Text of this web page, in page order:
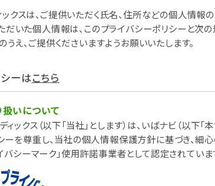
クスは、ご提供いただく氏名、住所などの個人情報
だいた個人情報は、このプライバシーポリシーと次
うえ、ご提供くださいますようお願いいたします。
ーはこちら
いについて
ックス（以下「当社」とします）は、いばナビ（以下「
ーを尊重し、当社の個人情報保護方針に基づき、細
シーマーク」使用許諾事業者として認定されていま